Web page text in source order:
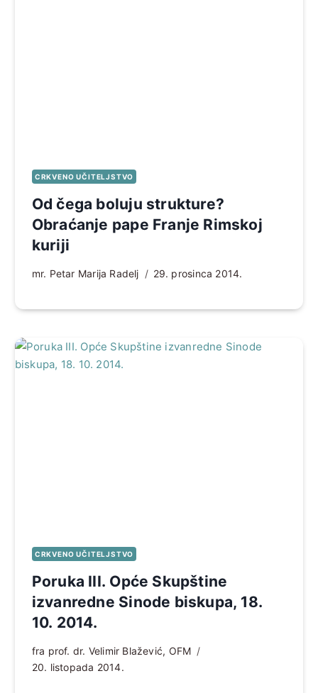
CRKVENO UČITELJSTVO
Od čega boluju strukture?
Obraćanje pape Franje Rimskoj
kuriji
mr. Petar Marija Radelj 29. prosinca 2014.
CRKVENO UČITELJSTVO
Poruka III. Opće Skupštine
izvanredne Sinode biskupa, 18.
10. 2014.
fra prof. dr. Velimir Blažević, OFM
20. listopada 2014.